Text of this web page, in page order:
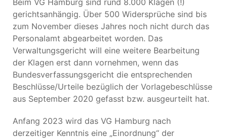
Beim VG Hamburg sind rund 8.000 Klagen (!)
gerichtsanhängig. Über 500 Widersprüche sind bis
zum November dieses Jahres noch nicht durch das
Personalamt abgearbeitet worden. Das
Verwaltungsgericht will eine weitere Bearbeitung
der Klagen erst dann vornehmen, wenn das
Bundesverfassungsgericht die entsprechenden
Beschlüsse/Urteile bezüglich der Vorlagebeschlüsse
aus September 2020 gefasst bzw. ausgeurteilt hat.
Anfang 2023 wird das VG Hamburg nach
derzeitiger Kenntnis eine „Einordnung“ der